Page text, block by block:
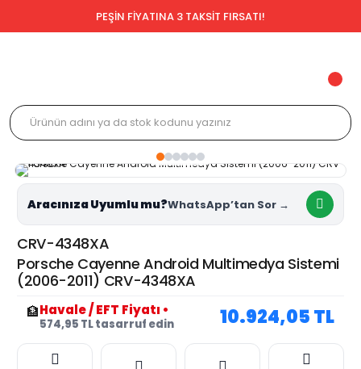
PEŞİN FİYATINA 3 TAKSİT FIRSATI!
Aracınıza Uyumlu mu?
CRV-4348XA
Porsche Cayenne Android Multimedya Sistemi
(2006-2011) CRV-4348XA
🏦Havale / EFT Fiyatı •
574,95 TL tasarruf edin 10.924,05 TL